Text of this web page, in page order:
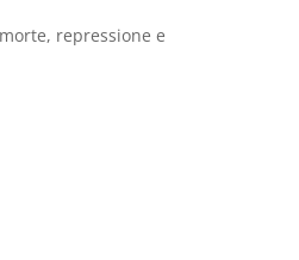
repressione e